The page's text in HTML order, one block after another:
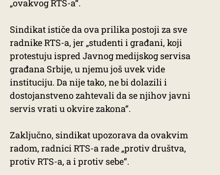
„ovakvog RTS-a“.
Sindikat ističe da ova prilika postoji za sve
radnike RTS-a, jer „studenti i građani, koji
protestuju ispred Javnog medijskog servisa
građana Srbije, u njemu još uvek vide
instituciju. Da nije tako, ne bi dolazili i
dostojanstveno zahtevali da se njihov javni
servis vrati u okvire zakona“.
Zaključno, sindikat upozorava da ovakvim
radom, radnici RTS-a rade „protiv društva,
protiv RTS-a, a i protiv sebe“.